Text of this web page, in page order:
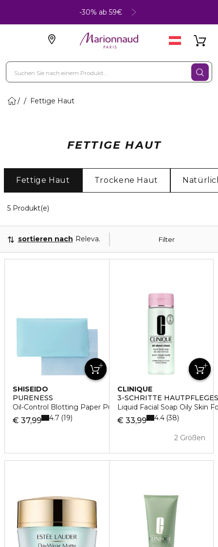
-30% ab 59€
Fettige Haut
FETTIGE HAUT
Fettige Haut Trockene Haut
5 Produkt(e)
Filter
sortieren nach Relevanz
SHISEIDO
PURENESS
Oil-Control Blotting Paper Pudertuch
€ 37,99 4.7 19
CLINIQUE
3-SCHRITTE
Liquid Facial Soap Oily Skin
€ 33,99
2 Größen
4.4 38